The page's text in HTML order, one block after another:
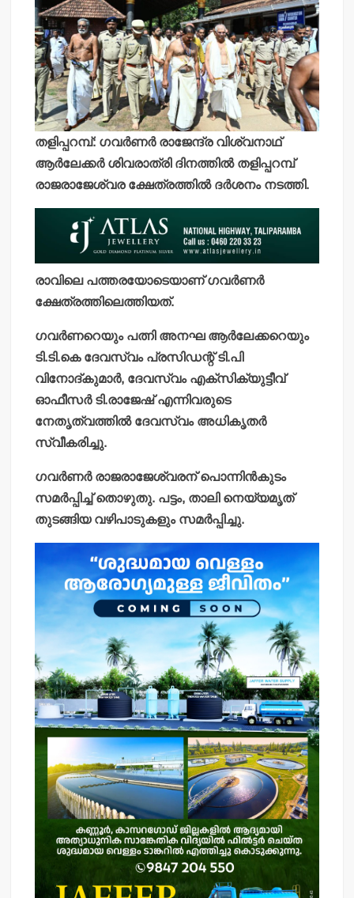
തളിപ്പറമ്പ്: ഗവര്‍ണര്‍ രാജേന്ദ്ര വിശ്വനാഥ്
ആര്‍ലേക്കര്‍ ശിവരാത്രി ദിനത്തില്‍ തളിപ്പറമ്പ്
രാജരാജേശ്വര ക്ഷേത്രത്തില്‍ ദര്‍ശനം നടത്തി.
രാവിലെ പത്തരയോടെയാണ് ഗവര്‍ണര്‍
ക്ഷേത്രത്തിലെത്തിയത്.
ഗവര്‍ണറെയും പത്നി അനഘ ആര്‍ലേക്കറെയും
ടി.ടി.കെ ദേവസ്വം പ്രസിഡന്റ് ടി.പി
വിനോദ്കുമാര്‍, ദേവസ്വം എക്സിക്യുട്ടീവ്
ഓഫീസര്‍ ടി.രാജേഷ് എന്നിവരുടെ
നേതൃത്വത്തില്‍ ദേവസ്വം അധികൃതര്‍
സ്വീകരിച്ചു.
ഗവര്‍ണര്‍ രാജരാജേശ്വരന് പൊന്നിന്‍കുടം
സമര്‍പ്പിച്ച് തൊഴുതു. പട്ടം, താലി നെയ്യമൃത്
തുടങ്ങിയ വഴിപാടുകളും സമര്‍പ്പിച്ചു.